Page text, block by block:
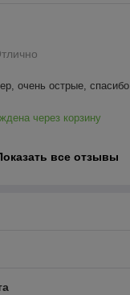
очень острые,
через корзину
все отзывы